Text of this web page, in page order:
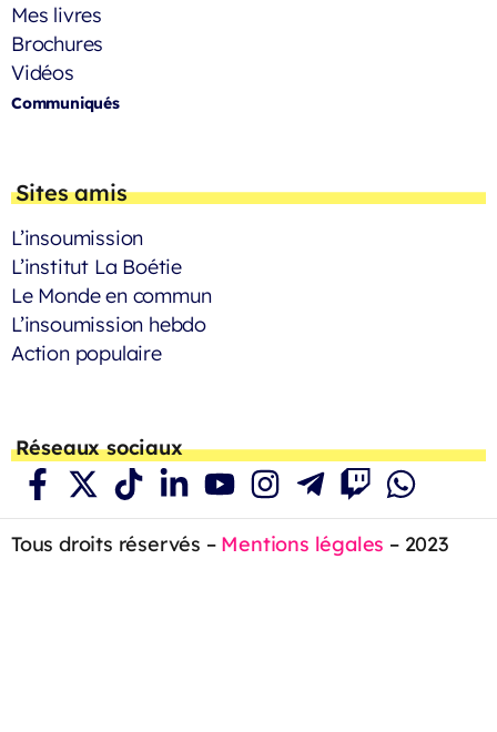
Mes livres
Brochures
Vidéos
Communiqués
Sites amis
L’insoumission
L’institut La Boétie
Le Monde en commun
L’insoumission hebdo
Action populaire
Réseaux sociaux
Tous droits réservés – Mentions légales – 2023